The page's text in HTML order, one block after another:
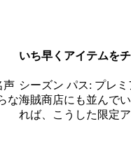
声
な
いち早くアイテムを
シーズン パス: プレ
海賊商店にも並んで
れば、こうした限定